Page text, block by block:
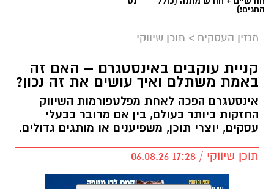
החגים!)
מגזין העסקים > תוכן שיווקי
קניית עוקבים באינסטגרם – האם זה
באמת משתלם ואיך עושים את זה נכון?
אינסטגרם הפכה לאחת מפלטפורמות השיווק
החזקות ביותר בעולם, בין אם מדובר בבעלי
עסקים, יוצרי תוכן, משפיענים או מותגים גדולים.
תוכן שיווקי / 17:28 06.08.26